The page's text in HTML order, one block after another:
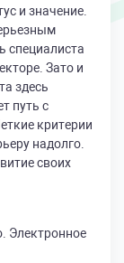
и значение.
специалиста
Зато и
здесь
путь с
критерии
надолго.
своих
Электронное